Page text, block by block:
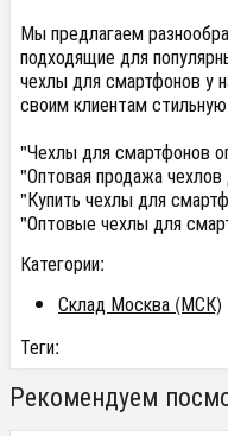
Мы предлагаем
подходящие для
чехлы для смартфонов у
своим клиентам
"Чехлы для смартфонов
"Оптовая продажа
"Купить чехлы для
"Оптовые чехлы для
Категории:
Склад Москва (МСК)
Теги:
Рекомендуем